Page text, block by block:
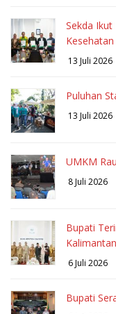
Sekda Ikut
Kesehatan
13 Juli 2026
Puluhan
13 Juli 2026
UMKM
8 Juli 2026
Bupati
6 Juli 2026
Bupati